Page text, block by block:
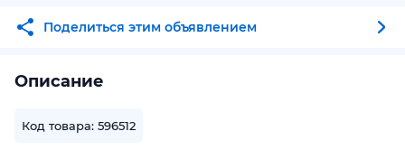
Поделиться этим объявлением
Описание
Код товара: 596512